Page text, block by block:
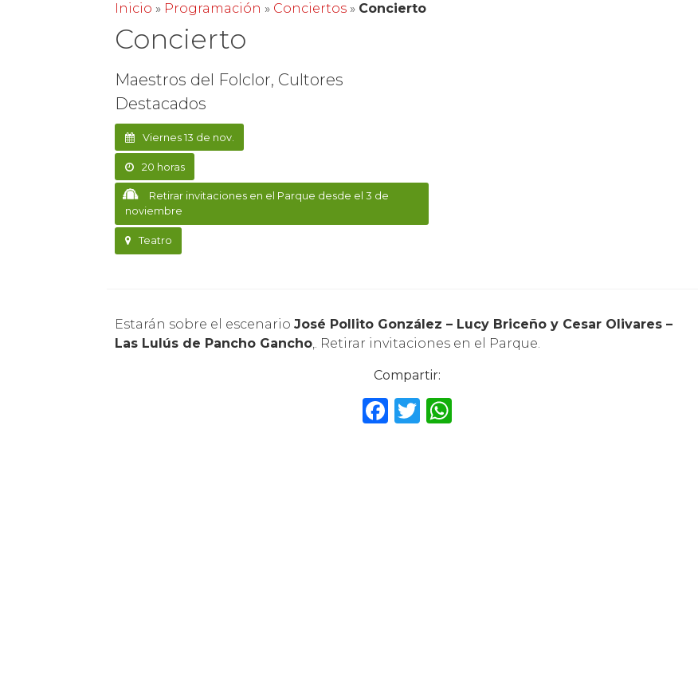
Inicio » Programación » Conciertos » Concierto
Concierto
Maestros del Folclor, Cultores
Destacados
Viernes 13 de nov.
20 horas
Retirar invitaciones en el Parque desde el 3 de
noviembre
Teatro
Estarán sobre el escenarioJosé Pollito González – Lucy Briceño y Cesar Olivares –
Las Lulús de Pancho Gancho ,. Retirar invitaciones en el Parque.
Compartir:
F T W